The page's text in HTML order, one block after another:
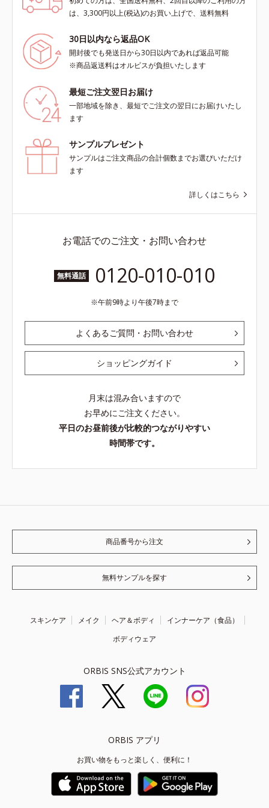
は、3,300円以上(税込)のお買い上げで、送料無料
30日以内なら返品OK
開封後でも発送日から30日以内であれば返品可能
※商品返送料はオルビスが負担いたします
最短ご注文翌日お届け
一部地域を除き、最短でご注文の翌日にお届けいたし
ます
サンプルプレゼント
サンプルはご注文商品の合計個数までお選びいただけ
ます
詳しくはこちら
お電話でのご注文・お問い合わせ
無料通話 0120-010-010
午前9時より午後7時まで
よくあるご質問・お問い合わせ
ショッピングガイド
月末は混み合いますので
お早めにご注文ください。
平日のお昼前後が比較的つながりやすい
時間帯です。
商品番号から注文
無料サンプルを探す
スキンケア メイク ヘア＆ボディ
インナーケア（食品）
ボディウェア
ORBIS SNS公式アカウント
ORBIS アプリ
お買い物をもっと楽しく、便利に！